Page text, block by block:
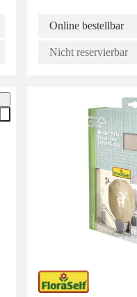
Online bestellbar
Nicht reservierbar